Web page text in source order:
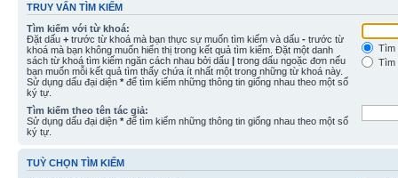
TRUY VẤN TÌM KIẾM
Tìm kiếm với từ khoá:
Đặt dấu + trước từ khoá mà bạn thực sự muốn tìm kiếm và dấu - trước từ
khoá mà bạn không muốn hiển thị trong kết quả tìm kiếm. Đặt một danh
sách từ khoá tìm kiếm ngăn cách nhau bởi dấu | trong dấu ngoặc đơn nếu
bạn muốn mỗi kết quả tìm thấy chứa ít nhất một trong những từ khoá này.
Sử dụng dấu đại diện * để tìm kiếm những thông tin giống nhau theo một số
ký tự.
Tìm
Tìm
Tìm kiếm theo tên tác giả:
Sử dụng dấu đại diện * để tìm kiếm những thông tin giống nhau theo một số
ký tự.
TUỲ CHỌN TÌM KIẾM